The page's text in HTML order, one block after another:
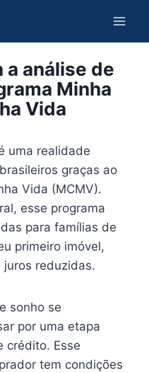
a análise de
Minha
Vida
uma realidade
graças ao
Vida (MCMV).
esse programa
para famílias de
primeiro imóvel,
reduzidas.
sonho se
por uma etapa
crédito. Esse
tem condições